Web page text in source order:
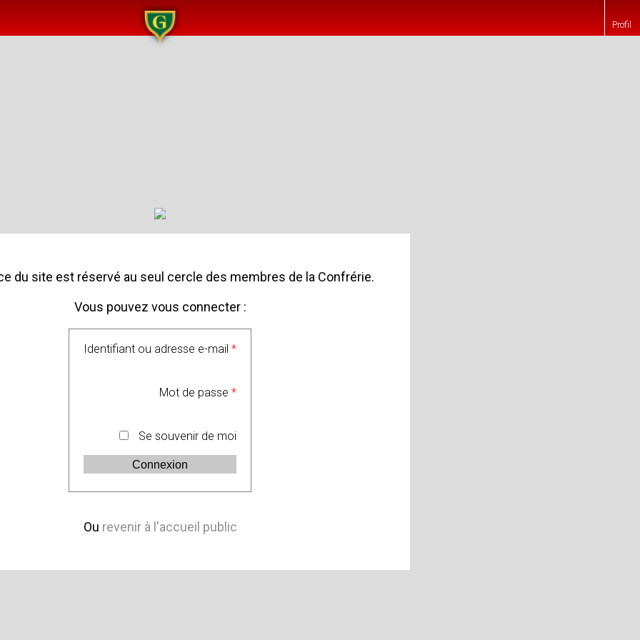
Profil
du site est réservé au seul cercle des membres de la Confrérie.
Vous pouvez vous connecter :
Identifiant ou adresse e-mail *
Mot de passe *
Se souvenir de moi
Ou revenir à l'accueil public